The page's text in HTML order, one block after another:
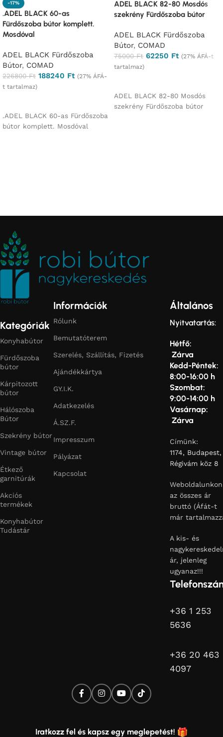
-17%
.ADEL BLACK 60-as
Fürdőszoba bútor komplett.
Mosdóval
ADEL BLACK Fürdőszoba
Bútor, COMAD
226800Ft 188240 Ft (27% ÁFÁ-
t tartalmaz)
.ADEL BLACK 60-as Fürdőszoba
bútor komplett. Mosdóval
ADEL BLACK 82-80 Mosdós
szekrény Fürdőszoba bútor
ADEL BLACK Fürdőszoba
Bútor, COMAD
75000Ft 62250 Ft (27% ÁFÁ-t
tartalmaz)
ADEL BLACK 82-80 Mosdós
szekrény Fürdőszoba bútor
Kategóriák
Konyhabútor
Fürdőszoba
bútor
Kárpitozott
bútor
Hálószoba
Bútor
Szekrény bútor
Vintage bútor
Étkező
garnitúrák
Akciós
termékek
Konyhabútor
Tudástár
Információk
Rólunk
Bemutatóterem
Szerelés, Szállítás, Fizetés
Ajándékkártya
GY.I.K.
Adatkezelés
Á.SZ.F.
Impresszum
Pályázat
Kapcsolat
Általános
Nyitvatartás:
Hétfő:
Zárva
Kedd-Péntek:
8:00-16:00 h
Szombat:
9:00-14:00 h
Vasárnap:
Zárva
Címünk:
1174, Budapest,
Régivám köz 8
Weboldalunkon
az összes ár
bruttó (Áfát-t
már
A kis- és
ár, jelenleg
ugyanaz!!!
+36 1 253
5636
+36 20 463
4097
Iratkozz fel és kapsz egy meglepetést!